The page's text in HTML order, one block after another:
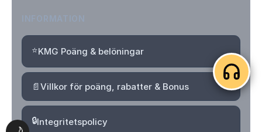
⭐KMG Poäng & belöningar
📄Villkor för poäng, rabatter & Bonus
🔒Integritetspolicy